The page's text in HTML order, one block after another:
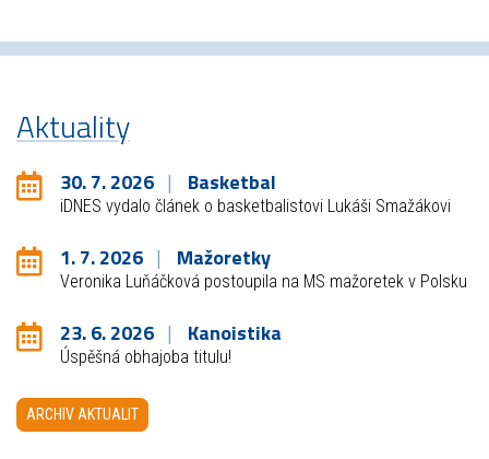
Aktuality
30. 7. 2026 Basketbal
iDNES vydalo článek o basketbalistovi Lukáši Smažákovi
1. 7. 2026 Mažoretky
Veronika Luňáčková postoupila na MS mažoretek v Polsku
23. 6. 2026 Kanoistika
Úspěšná obhajoba titulu!
ARCHIV AKTUALIT